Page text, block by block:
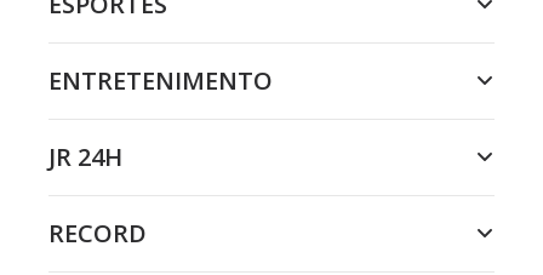
ENTRETENIMENTO
JR 24H
RECORD